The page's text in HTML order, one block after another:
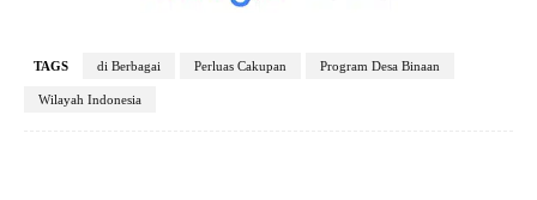
TAGS di Berbagai Perluas Cakupan Program Desa Binaan
Wilayah Indonesia